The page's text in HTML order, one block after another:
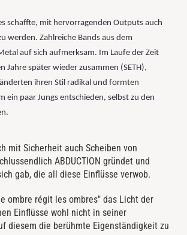
schaffte, mit hervorragenden Outputs auch
werden. Zahlreiche Bands aus dem
auf sich aufmerksam. Im Laufe der Zeit
Jahre später wieder zusammen (SETH),
ihren Stil radikal und formten
ein paar Jungs entschieden, selbst zu den
mit Sicherheit auch Scheiben von
ABDUCTION gründet und
gab, die all diese Einflüsse verwob.
ombre régit les ombres" das Licht der
Einflüsse wohl nicht in seiner
diesem die berühmte Eigenständigkeit zu